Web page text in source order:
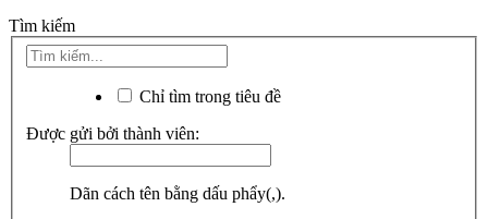
Tìm kiếm
Chỉ tìm trong tiêu đề
Được gửi bởi thành viên:
Dãn cách tên bằng dấu phẩy(,).